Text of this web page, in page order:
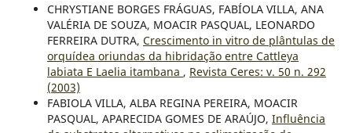
CHRYSTIANE BORGES FRÁGUAS, FABÍOLA VILLA, ANA
VALÉRIA DE SOUZA, MOACIR PASQUAL, LEONARDO
FERREIRA DUTRA, Crescimento in vitro de plântulas de
orquídea oriundas da hibridação entre Cattleya
labiata E Laelia itambana , Revista Ceres: v. 50 n. 292
(2003)
FABIOLA VILLA, ALBA REGINA PEREIRA, MOACIR
PASQUAL, APARECIDA GOMES DE ARAÚJO, Influência